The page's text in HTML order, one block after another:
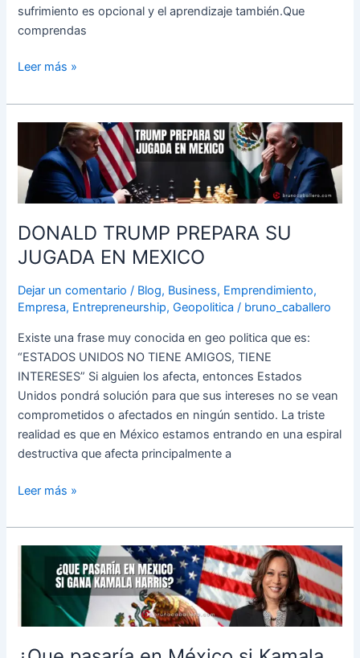
sufrimiento es opcional y el aprendizaje también.Que
comprendas
Leer más »
DONALD TRUMP PREPARA SU
JUGADA EN MEXICO
Dejar un comentario / Blog, Business, Emprendimiento,
Empresa, Entrepreneurship,Geopolitica / bruno_caballero
Existe una frase muy conocida en geo politica que es:
“ESTADOS UNIDOS NO TIENE AMIGOS, TIENE
INTERESES” Si alguien los afecta, entonces Estados
Unidos pondrá solución para que sus intereses no se vean
comprometidos o afectados en ningún sentido. La triste
realidad es que en México estamos entrando en una espiral
destructiva que afecta principalmente a
DONALD
TRUMP
PREPARA
SU
JUGADA
EN
MEXICO
Leer más »
pasaría
si
Kamala